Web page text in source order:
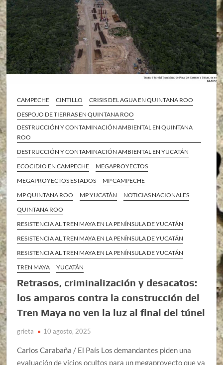
CAMPECHE CINTILLO
CRISIS DEL AGUA EN QUINTANA ROO
DESPOJO DE TIERRAS EN QUINTANA ROO
DESTRUCCIÓN Y CONTAMINACIÓN AMBIENTAL EN QUINTANA
ROO
DESTRUCCIÓN Y CONTAMINACIÓN AMBIENTAL EN YUCATÁN
ECOCIDIO EN CAMPECHE
MEGAPROYECTOS
MEGAPROYECTOS ESTADOS
MP CAMPECHE
MP QUINTANA ROO
MP YUCATÁN
NOTICIAS NACIONALES
QUINTANA ROO
RESISTENCIA AL TREN MAYA EN LA PENÍNSULA DE YUCATÁN
RESISTENCIA AL TREN MAYA EN LA PENÍNSULA DE YUCATÁN
RESISTENCIA AL TREN MAYA EN LA PENÍNSULA DE YUCATÁN
TREN MAYA
YUCATÁN
Retrasos, criminalización y desacatos:
los amparos contra la construcción del
Tren Maya no ven la luz al final del túnel
grieta 10 agosto, 2025
Carlos Carabaña / El País Los demandantes piden una
evaluación de vicios ocultos para un megaproyecto que ya